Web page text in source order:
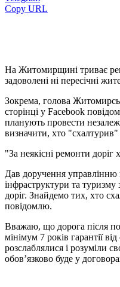
Copy URL
На Житомирщині триває
задоволені ні пересічні
Зокрема, голова
сторінці у Fасebook
планують провести
визначити, хто "схалтурив"
"За неякісні ремонти доріг
Дав доручення управлінню
інфраструктури та
доріг. Знайдемо тих, хто
повідомлю.
Вважаю, що дорога після
мінімум 7 років гарантії
розслаблялися і розуміли
обов’язково буде у